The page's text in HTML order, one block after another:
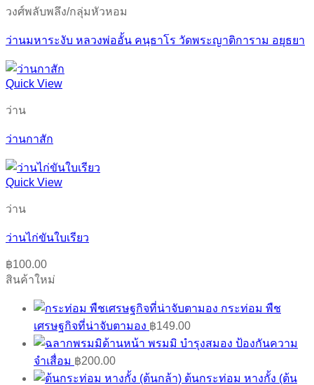
วงศ์พลับพลึง/กลุ่มหัวหอม
ว่านมหาระงับ หลวงพ่ออั้น คนฺธาโร วัดพระญาติการาม อยุธยา
Quick View
ว่าน
ว่านกาสัก
Quick View
ว่าน
ว่านไก่ขันใบเรียว
฿100.00
สินค้าใหม่
กระท่อม พืช
เศรษฐกิจที่น่าจับตามอง ฿149.00
พรมมิ บำรุงสมอง ป้องกันความ
จำเสื่อม ฿200.00
ต้นกระท่อม หางกั้ง (ต้น